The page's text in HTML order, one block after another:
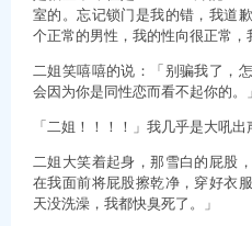
室的。忘记锁门是我的错，我道
个正常的男性，我的性向很正常，
二姐笑嘻嘻的说：「别骗我了，
会因为你是同性恋而看不起你的。」
「二姐！！！！」我几乎是大吼出
二姐大笑着起身，那雪白的屁股
在我面前将屁股擦乾净，穿好衣
天没洗澡，我都快臭死了。」